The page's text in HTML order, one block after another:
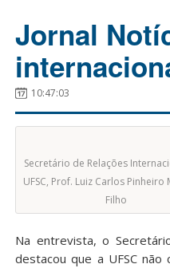
Jornal
10:47:03
Secretário de Relações
UFSC, Prof. Luiz Carlos Pinheiro
Filho
Na entrevista, o
destacou que a UFSC